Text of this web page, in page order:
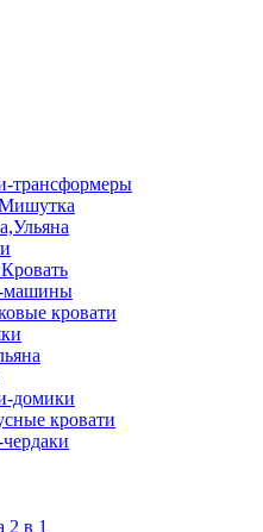
трансформеры
машины
кровати
домики
кровати
2 в 1